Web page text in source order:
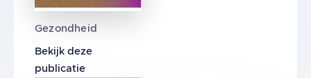
Gezondheid
Bekijk deze
publicatie